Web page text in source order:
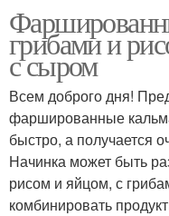
грибами и
с сыром
Всем доброго дня!
фаршированные
быстро, а получается
Начинка может быть
рисом и яйцом, с
комбинировать